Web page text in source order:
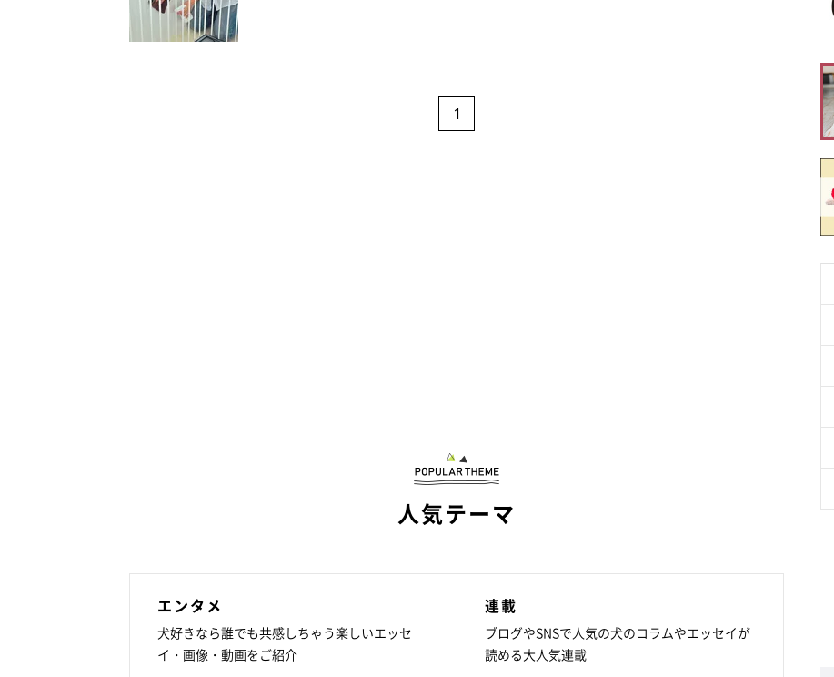
1
人気テーマ
エンタメ
犬好きなら誰でも共感しちゃう楽しいエッセ
イ・画像・動画をご紹介
連載
ブログやSNSで人気の犬のコラムやエッセイが
読める大人気連載